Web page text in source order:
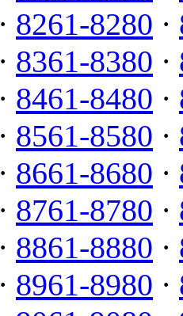
· 8261-8280 ·
· 8361-8380 ·
· 8461-8480 ·
· 8561-8580 ·
· 8661-8680 ·
· 8761-8780 ·
· 8861-8880 ·
· 8961-8980 ·